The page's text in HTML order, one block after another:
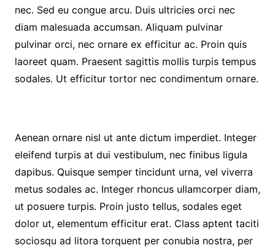
nec. Sed eu congue arcu. Duis ultricies orci nec
diam malesuada accumsan. Aliquam pulvinar
pulvinar orci, nec ornare ex efficitur ac. Proin quis
laoreet quam. Praesent sagittis mollis turpis tempus
sodales. Ut efficitur tortor nec condimentum ornare.
Aenean ornare nisl ut ante dictum imperdiet. Integer
eleifend turpis at dui vestibulum, nec finibus ligula
dapibus. Quisque semper tincidunt urna, vel viverra
metus sodales ac. Integer rhoncus ullamcorper diam,
ut posuere turpis. Proin justo tellus, sodales eget
dolor ut, elementum efficitur erat. Class aptent taciti
sociosqu ad litora torquent per conubia nostra, per